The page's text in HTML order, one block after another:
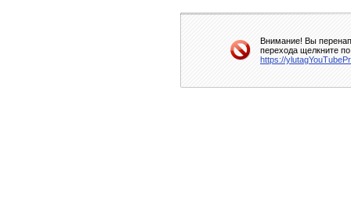
Внимание! Вы
перехода щелкните
https://